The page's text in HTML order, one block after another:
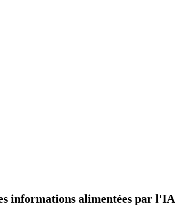
informations alimentées par l'IA